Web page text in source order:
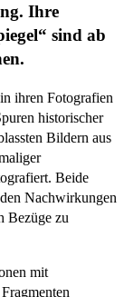
Ihre
sind ab
ihren Fotografien
historischer
Bildern aus
Beide
Nachwirkungen
Bezüge zu
mit